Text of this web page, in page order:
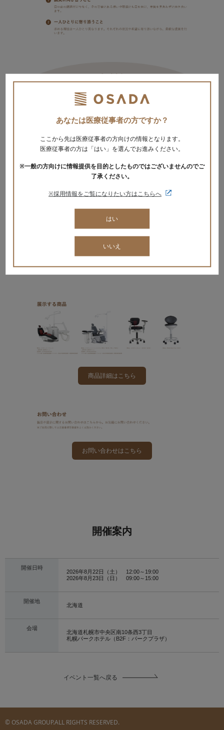
あなたは医療従事者の方ですか？
ここから先は医療従事者の方向けの情報となります。
医療従事者の方は「はい」を選んでお進みください。
※一般の方向けに情報提供を目的としたものではございませんのでご
了承ください。
※採用情報をご覧になりたい方はこちらへ
はい
いいえ
商品詳細はこちら
お問い合わせはこちら
開催案内
開催日時
2026年8月22日（土） 12:00～19:00
2026年8月23日（日） 09:00～15:00
開催地
北海道
会場
北海道札幌市中央区南10条西3丁目
札幌パークホテル（B2F：パークプラザ）
イベント一覧へ戻る
© OSADA GROUP.ALL RIGHTS RESERVED.